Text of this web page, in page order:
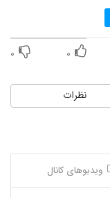
۰ ۰
نظرات
ویدیوهای کانال